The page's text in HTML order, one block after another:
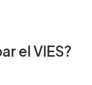
el VIES?